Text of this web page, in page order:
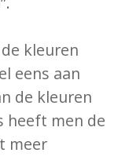
kleuren
eens aan
de kleuren
heeft men de
meer